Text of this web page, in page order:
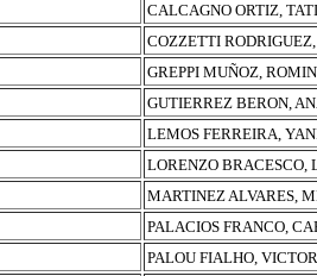
CALCAGNO ORTIZ,
COZZETTI
GREPPI MUÑOZ,
GUTIERREZ BERON,
LEMOS FERREIRA,
LORENZO BRACESCO,
MARTINEZ ALVARES,
PALACIOS FRANCO,
PALOU FIALHO,